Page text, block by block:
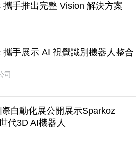
手推出完整 Vision 解決方案
手展示 AI 視覺識別機器人整合
司
自動化展公開展示Sparkoz
代3D AI機器人